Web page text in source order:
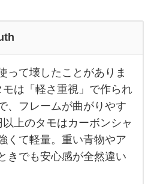
って壊したことがありま
は「軽さ重視」で作られ
、フレームが曲がりやす
上のタモはカーボンシャ
くて軽量。重い青物やア
きでも安心感が全然違い